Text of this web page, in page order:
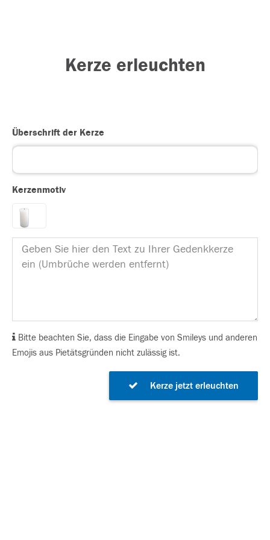
Kerze erleuchten
Überschrift der Kerze
Kerzenmotiv
Bitte beachten Sie, dass die Eingabe von Smileys und anderen
Emojis aus Pietätsgründen nicht zulässig ist.
Kerze jetzt erleuchten